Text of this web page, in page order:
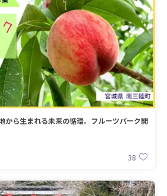
から生まれる未来の循環。フルーツパーク開
38